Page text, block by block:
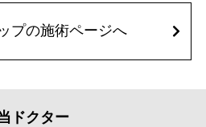
プの施術ページへ
ドクター